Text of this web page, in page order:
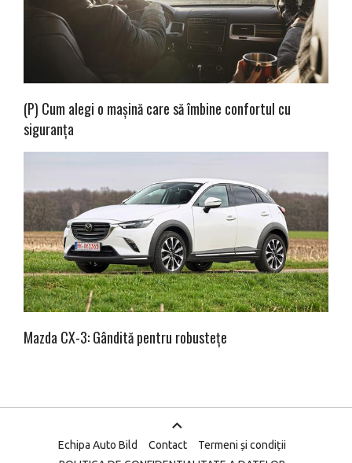
(P) Cum alegi o mașină care să îmbine confortul cu
siguranța
Mazda CX-3: Gândită pentru robustețe
Echipa Auto Bild Contact
Termeni și condiții